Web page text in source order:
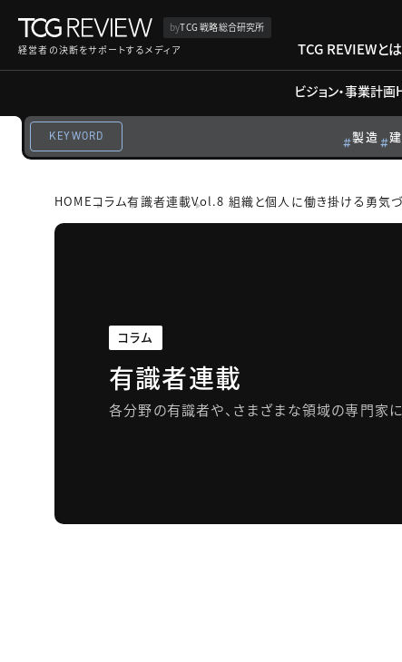
byTCG 戦略総合研究所
経営者の決断をサポートするメディア
TCG REVIEWとは
ビジョン・事業計画
KEYWORD 製造
HOMEコラム有識者連載Vol.8 組織と個人に働き掛ける勇気
コラム
有識者連載
各分野の有識者や、さまざまな領域の専門家に